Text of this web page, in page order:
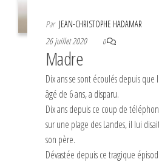
Par JEAN-CHRISTOPHE HADAMAR
26 juillet 2020
0
Madre
Dix ans se sont écoulés depuis que
âgé de 6 ans, a disparu.
Dix ans depuis ce coup de
sur une plage des Landes, il lui
son père.
Dévastée depuis ce tragique